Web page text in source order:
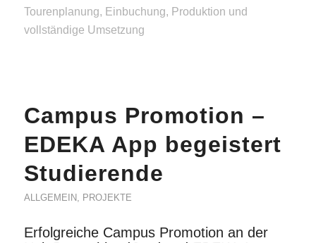
Tourenplanung, Einbuchung, Produktion und
vollständige Umsetzung
Campus Promotion –
EDEKA App begeistert
Studierende
ALLGEMEIN, PROJEKTE
Erfolgreiche Campus Promotion an der